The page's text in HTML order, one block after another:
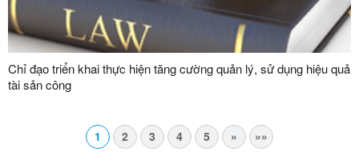
Chỉ đạo triển khai thực hiện tăng cường quản lý, sử dụng hiệu quả
tài sản công
1 2 3 4 5 » »»